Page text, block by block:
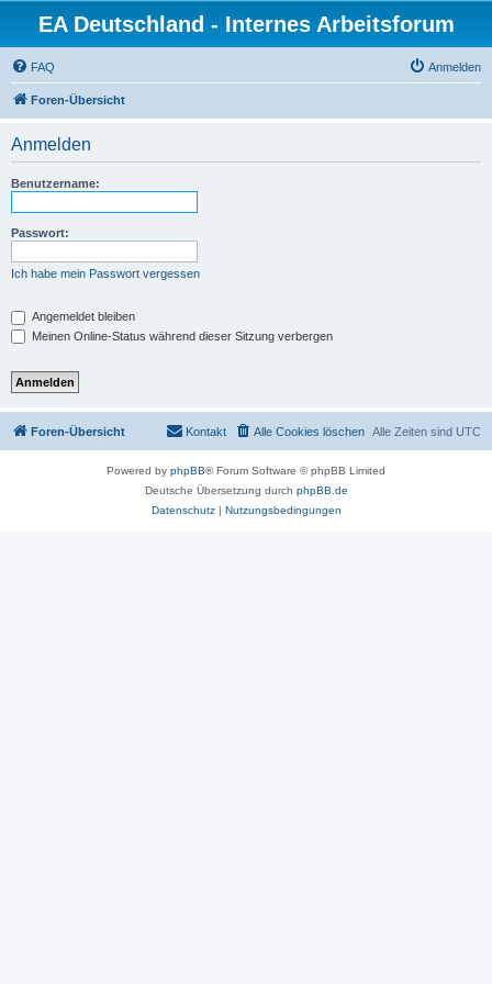
EA Deutschland - Internes Arbeitsforum
FAQ Anmelden
Foren-Übersicht
Anmelden
Benutzername:
Passwort:
Ich habe mein Passwort vergessen
Angemeldet bleiben
Meinen Online-Status während dieser Sitzung verbergen
Foren-Übersicht Alle Zeiten sind UTC
Alle Cookies löschen
Kontakt
Powered by phpBB® Forum Software © phpBB Limited
Deutsche Übersetzung durch phpBB.de
Datenschutz| Nutzungsbedingungen